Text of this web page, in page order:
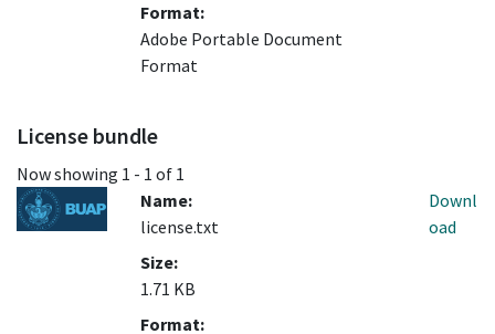
Format:
Adobe Portable Document
Format
License bundle
Now showing 1 - 1 of 1
Name:
license.txt
Size:
1.71 KB
Format:
Downl
oad